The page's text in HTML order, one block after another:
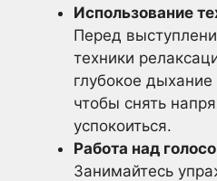
Использование
Перед
техники
глубокое
чтобы снять
успокоиться.
Работа над
Занимайтесь